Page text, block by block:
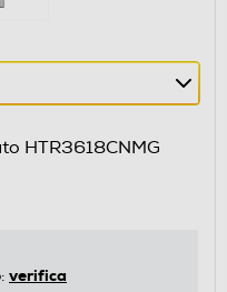
HTR3618CNMG
verifica